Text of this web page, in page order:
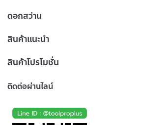
ดอกสว่าน
สินค้าแนะนำ
สินค้าโปรโมชั่น
ติดต่อผ่านไลน์